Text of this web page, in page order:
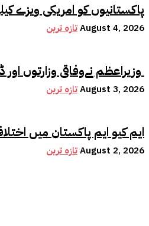
پاکستانیوں کو امریکی ویزے
تازہ ترینAugust 4, 2026
وزیراعظم نےوفاقی وزارتوں اور ڈویژنز کی کارکردگی کے حوالے سے اہم فیصلہ کر لیا
تازہ ترینAugust 3, 2026
ایم کیو ایم پاکستان میں
تازہ ترینAugust 2, 2026